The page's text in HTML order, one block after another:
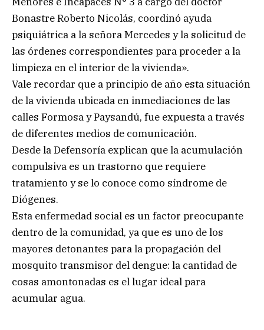
Bonastre Roberto Nicolás, coordinó ayuda
psiquiátrica a la señora Mercedes y la solicitud de
las órdenes correspondientes para proceder a la
limpieza en el interior de la vivienda».
Vale recordar que a principio de año esta situación
de la vivienda ubicada en inmediaciones de las
calles Formosa y Paysandú, fue expuesta a través
de diferentes medios de comunicación.
Desde la Defensoría explican que la acumulación
compulsiva es un trastorno que requiere
tratamiento y se lo conoce como síndrome de
Diógenes.
Esta enfermedad social es un factor preocupante
dentro de la comunidad, ya que es uno de los
mayores detonantes para la propagación del
mosquito transmisor del dengue: la cantidad de
cosas amontonadas es el lugar ideal para
acumular agua.